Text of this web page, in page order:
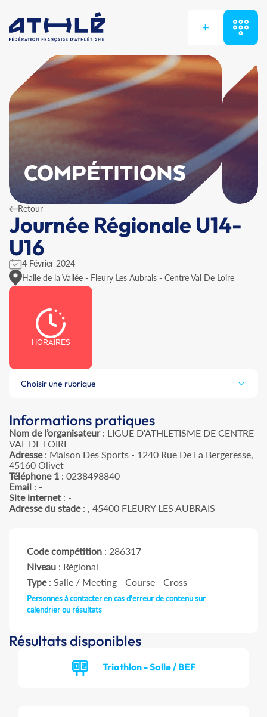
+
COMPÉTITIONS
Retour
Journée Régionale U14-
U16
4 Février 2024
Halle de la Vallée - Fleury Les Aubrais - Centre Val De Loire
HORAIRES
Choisir une rubrique
Informations pratiques
Nom de l’organisateur: LIGUE D'ATHLETISME DE CENTRE
VAL DE LOIRE
Adresse: Maison Des Sports - 1240 Rue De La Bergeresse,
45160 Olivet
Téléphone 1 : 0238498840
Email : -
Site internet : -
Adresse du stade: , 45400 FLEURY LES AUBRAIS
Code compétition : 286317
Niveau : Régional
Type: Salle / Meeting - Course - Cross
Personnes à contacter en cas d'erreur de contenu sur
calendrier ou résultats
Résultats disponibles
Triathlon - Salle / BEF